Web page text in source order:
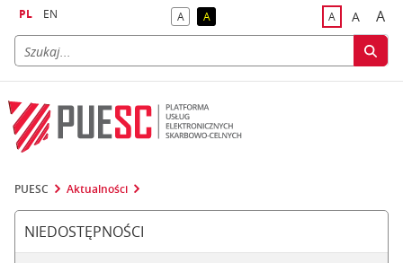
PL EN Akontrast domyślny
Akontrast żółty tekst na czarnym tle
Adomyślna
A A
PUESC Aktualności
NIEDOSTĘPNOŚCI